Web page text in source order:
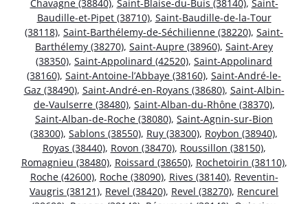
Chavagne (38840), Saint-Blaise-du-Buis (38140), Saint-
Baudille-et-Pipet (38710), Saint-Baudille-de-la-Tour
(38118), Saint-Barthélemy-de-Séchilienne (38220), Saint-
Barthélemy (38270), Saint-Aupre (38960), Saint-Arey
(38350), Saint-Appolinard (42520), Saint-Appolinard
(38160), Saint-Antoine-l’Abbaye (38160), Saint-André-le-
Gaz (38490), Saint-André-en-Royans (38680), Saint-Albin-
de-Vaulserre (38480), Saint-Alban-du-Rhône (38370),
Saint-Alban-de-Roche (38080), Saint-Agnin-sur-Bion
(38300), Sablons (38550), Ruy (38300), Roybon (38940),
Royas (38440), Rovon (38470), Roussillon (38150),
Romagnieu (38480), Roissard (38650), Rochetoirin (38110),
Roche (42600), Roche (38090), Rives (38140), Reventin-
Vaugris (38121), Revel (38420), Revel (38270), Rencurel